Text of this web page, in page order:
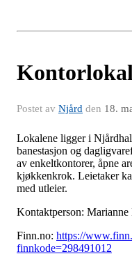
Postet av Njård den 18.
Lokalene ligger i
banestasjon og
av enkeltkontorer, åpne
kjøkkenkrok. Leietaker
med utleier.
Kontaktperson:
Finn.no: https://
finnkode=298491012